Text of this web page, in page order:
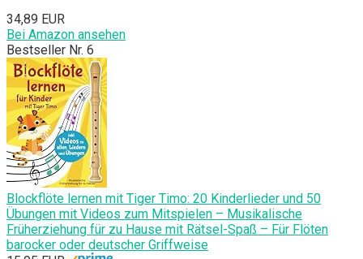
34,89 EUR
Bei Amazon ansehen
Bestseller Nr. 6
Blockflöte lernen mit Tiger Timo: 20 Kinderlieder und 50
Übungen mit Videos zum Mitspielen – Musikalische
Früherziehung für zu Hause mit Rätsel-Spaß – Für Flöten
barocker oder deutscher Griffweise